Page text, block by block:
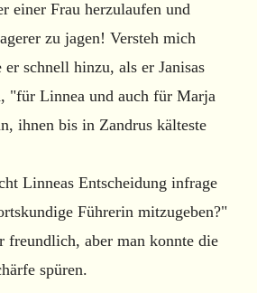
einer Frau herzulaufen und
zu jagen! Versteh mich
schnell hinzu, als er Janisas
"für Linnea und auch für Marja
ihnen bis in Zandrus kälteste
Linneas Entscheidung infrage
Führerin mitzugeben?"
freundlich, aber man konnte die
spüren.